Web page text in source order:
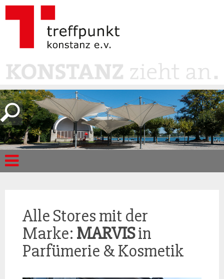
Alle Stores mit der
Marke: MARVISin
Parfümerie & Kosmetik